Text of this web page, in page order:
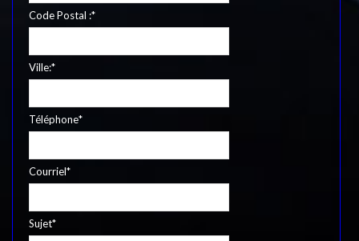
Code Postal :*
Ville:*
Téléphone*
Courriel*
Sujet*